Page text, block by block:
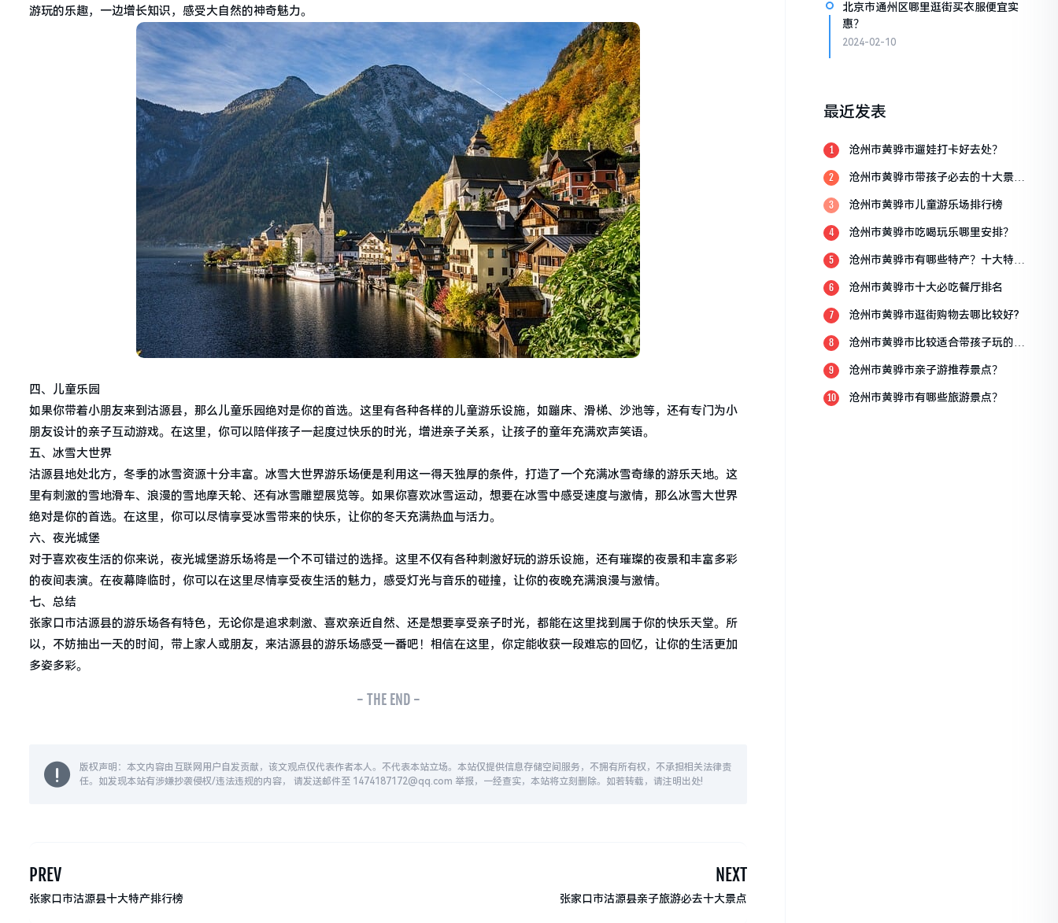
游玩的乐趣，一边增长知识，感受大自然的神奇魅力。
四、儿童乐园
如果你带着小朋友来到沽源县，那么儿童乐园绝对是你的首选。这里有各种各样的儿童游乐设施，如蹦床、滑梯、沙池等，还有专门为小
朋友设计的亲子互动游戏。在这里，你可以陪伴孩子一起度过快乐的时光，增进亲子关系，让孩子的童年充满欢声笑语。
五、冰雪大世界
沽源县地处北方，冬季的冰雪资源十分丰富。冰雪大世界游乐场便是利用这一得天独厚的条件，打造了一个充满冰雪奇缘的游乐天地。这
里有刺激的雪地滑车、浪漫的雪地摩天轮、还有冰雪雕塑展览等。如果你喜欢冰雪运动，想要在冰雪中感受速度与激情，那么冰雪大世界
绝对是你的首选。在这里，你可以尽情享受冰雪带来的快乐，让你的冬天充满热血与活力。
六、夜光城堡
对于喜欢夜生活的你来说，夜光城堡游乐场将是一个不可错过的选择。这里不仅有各种刺激好玩的游乐设施，还有璀璨的夜景和丰富多彩
的夜间表演。在夜幕降临时，你可以在这里尽情享受夜生活的魅力，感受灯光与音乐的碰撞，让你的夜晚充满浪漫与激情。
七、总结
张家口市沽源县的游乐场各有特色，无论你是追求刺激、喜欢亲近自然、还是想要享受亲子时光，都能在这里找到属于你的快乐天堂。所
以，不妨抽出一天的时间，带上家人或朋友，来沽源县的游乐场感受一番吧！相信在这里，你定能收获一段难忘的回忆，让你的生活更加
多姿多彩。
- THE END -
版权声明：本文内容由互联网用户自发贡献，该文观点仅代表作者本人。不代表本站立场。本站仅提供信息存储空间服务，不拥有所有权，不承担相关法律责
任。如发现本站有涉嫌抄袭侵权/违法违规的内容， 请发送邮件至 1474187172@qq.com 举报，一经查实，本站将立刻删除。如若转载，请注明出处!
PREV
张家口市沽源县十大特产排行榜
NEXT
张家口市沽源县亲子旅游必去十大景点
北京市通州区哪里逛街买衣服便宜实
惠？
2024-02-10
最近发表
1 沧州市黄骅市遛娃打卡好去处？
2
沧州市黄骅市带孩子必去的十大景
3 沧州市黄骅市儿童游乐场排行榜
4 沧州市黄骅市吃喝玩乐哪里安排？
5
沧州市黄骅市有哪些特产？十大特产
6 沧州市黄骅市十大必吃餐厅排名
7 沧州市黄骅市逛街购物去哪比较好?
8
沧州市黄骅市比较适合带孩子玩的地
9 沧州市黄骅市亲子游推荐景点？
10 沧州市黄骅市有哪些旅游景点？